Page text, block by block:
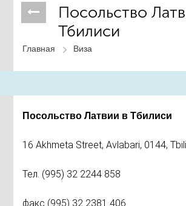
Посольство
Тбилиси
Главная Виза
Посольство Латвии в Тбилиси
16 Akhmeta Street, Avlabari, 0144,
Тел. (995) 32 2244 858
факс (995) 32 2381 406